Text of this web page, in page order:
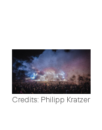
Credits: Philipp Kratzer